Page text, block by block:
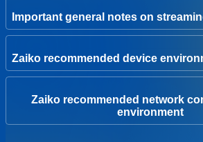
【配信】
定点配信チケット：1,000円
※アーカイブは1/31 23:59までご覧いた
【プレス席に関して】
★開演から終演まで、全編にわたり撮
ステージはFL+520mm、撮影エリア
ージ〜撮影エリアは約6500mmとなり
★撮影したデータは、各グループのハ
Important general notes on
Zaiko recommended device
Zaiko recommended network
environment